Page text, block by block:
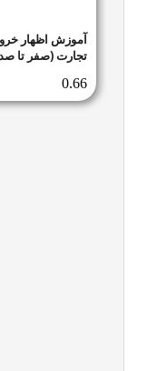
آموزش اظهار
تجارت (صفر تا